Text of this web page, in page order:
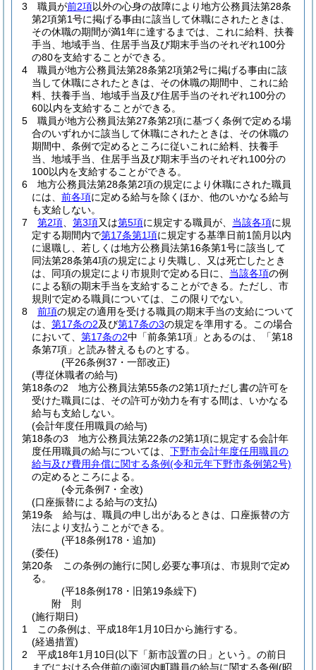
3
職員が前2項以外の心身の故障により地方公務員法第28条
第2項第1号に掲げる事由に該当して休職にされたときは、
その休職の期間が満1年に達するまでは、これに給料、扶養
手当、地域手当、住居手当及び期末手当のそれぞれ100分
の80を支給することができる。
4
職員が地方公務員法第28条第2項第2号に掲げる事由に該
当して休職にされたときは、その休職の期間中、これに給
料、扶養手当、地域手当及び住居手当のそれぞれ100分の
60以内を支給することができる。
5
職員が地方公務員法第27条第2項に基づく条例で定める場
合のいずれかに該当して休職にされたときは、その休職の
期間中、条例で定めるところに従いこれに給料、扶養手
当、地域手当、住居手当及び期末手当のそれぞれ100分の
100以内を支給することができる。
6
地方公務員法第28条第2項の規定により休職にされた職員
には、 前各項に定める給与を除くほか、他のいかなる給与
も支給しない。
7
第2項 第3項又は第5項に規定する職員が、 当該各項に規
定する期間内で第17条第1項に規定する基準日前1箇月以内
に退職し、若しくは地方公務員法第16条第1号に該当して
同法第28条第4項の規定により失職し、又は死亡したとき
は、同項の規定により市規則で定める日に、 当該各項の例
による額の期末手当を支給することができる。 ただし、市
規則で定める職員については、この限りでない。
8
前項の規定の適用を受ける職員の期末手当の支給について
は、 第17条の2及び第17条の3の規定を準用する。
この場合
において、 第17条の2中「前条第1項」とあるのは、「第18
条第7項」と読み替えるものとする。
(平26条例37・一部改正)
(専従休職者の給与)
第18条の2
地方公務員法第55条の2第1項ただし書の許可を
受けた職員には、その許可が効力を有する間は、いかなる
給与も支給しない。
(会計年度任用職員の給与)
第18条の3
地方公務員法第22条の2第1項に規定する会計年
度任用職員の給与については、 下野市会計年度任用職員の
給与及び費用弁償に関する条例(令和元年下野市条例第2号)
の定めるところによる。
(令元条例7・全改)
(口座振替による給与の支払)
第19条
給与は、職員の申し出があるときは、口座振替の方
法により支払うことができる。
(平18条例178・追加)
(委任)
第20条
この条例の施行に関し必要な事項は、市規則で定め
る。
(平18条例178・旧第19条繰下)
附 則
(施行期日)
1
この条例は、平成18年1月10日から施行する。
(経過措置)
2
平成18年1月10日(以下「新市設置の日」という。の前日
までにおける合併前の南河内町職員の給与に関する条例(昭